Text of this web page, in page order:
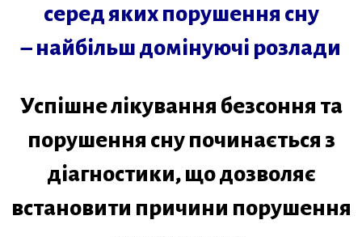
серед яких порушення сну
– найбільш домінуючі розлади
Успішне лікування безсоння та
порушення сну починається з
діагностики, що дозволяє
встановити причини порушення